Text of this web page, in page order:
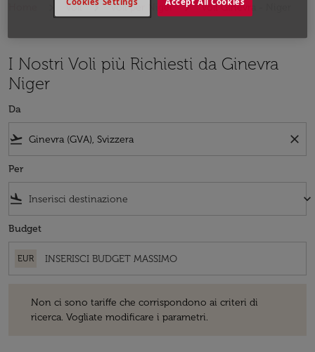
Voli Voli per Niger Voli Ginevra - Niger
I Nostri Voli più Richiesti da Ginevra
Niger
Da
flight_takeoff close
Per
flight_land keyboard_arrow_down
Budget
EUR
Non ci sono tariffe che corrispondono ai criteri di
ricerca. Vogliate modificare i parametri.